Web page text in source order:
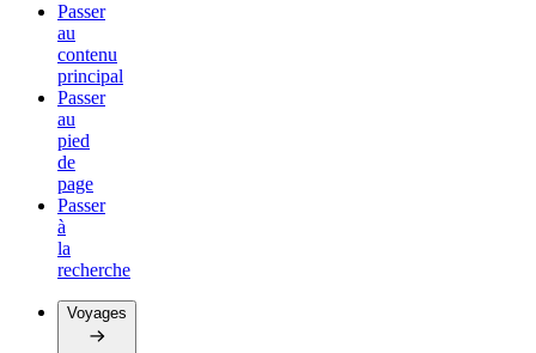
Passer
au
contenu
principal
Passer
au
pied
de
page
Passer
à
la
recherche
Voyages